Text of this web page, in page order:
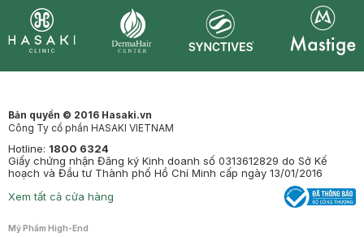
Bản quyền © 2016 Hasaki.vn
Công Ty cổ phần HASAKI VIETNAM
Hotline: 1800 6324
Giấy chứng nhận Đăng ký Kinh doanh số 0313612829 do Sở Kế
hoạch và Đầu tư Thành phố Hồ Chí Minh cấp ngày 13/01/2016
Xem tất cả cửa hàng
Mỹ Phẩm High-End